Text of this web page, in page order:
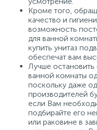
Кроме того,
качество и
возможность
для ванной
купить унитаз
обеспечат вам
Лучше остановить
ванной комнаты
поскольку даже
производителей
если Вам
подбирайте его
или раковине в